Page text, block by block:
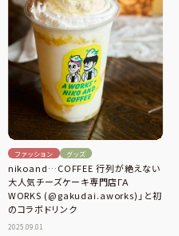
ファッション グッズ
nikoand…COFFEE 行列が絶えない
大人気チーズケーキ専門店ΓΑ
WORKS (@gakudai.aworks)」と初
のコラボドリンク
2025.09.01